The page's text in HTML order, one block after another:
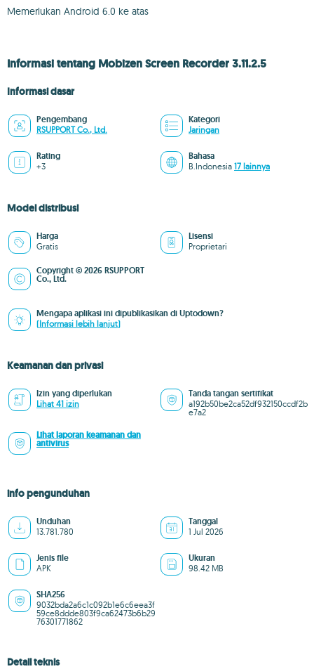
Memerlukan Android 6.0 ke atas
Informasi tentang Mobizen Screen Recorder 3.11.2.5
Informasi dasar
Pengembang
RSUPPORT Co., Ltd.
Kategori
Jaringan
Rating
+3
Bahasa
B.Indonesia 17 lainnya
Model distribusi
Harga
Gratis
Lisensi
Proprietari
Copyright © 2026 RSUPPORT
Co., Ltd.
Mengapa aplikasi ini dipublikasikan di Uptodown?
(Informasi lebih lanjut)
Keamanan dan privasi
Izin yang diperlukan
Lihat 41 izin
Tanda tangan sertifikat
a192b50be2ca52df932150ccdf2b
e7a2
Lihat laporan keamanan dan
antivirus
info pengunduhan
Unduhan
13.781.780
Tanggal
1 Jul 2026
Jenis file
APK
Ukuran
98.42 MB
SHA256
9032bda2a6c1c092b1e6c6eea3f
59ce8ddde803f9ca62473b6b29
76301771862
Detail teknis